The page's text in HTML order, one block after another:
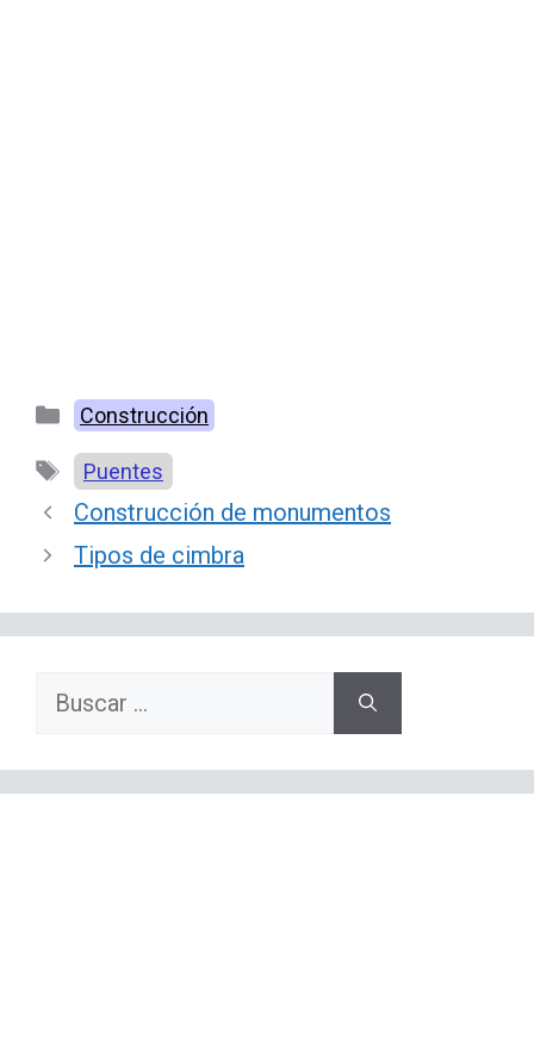
Categorías
Construcción
Etiquetas
Puentes
Construcción de monumentos
Tipos de cimbra
Buscar: